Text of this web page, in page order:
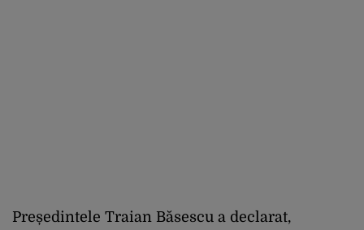
Președintele Traian Băsescu a declarat,